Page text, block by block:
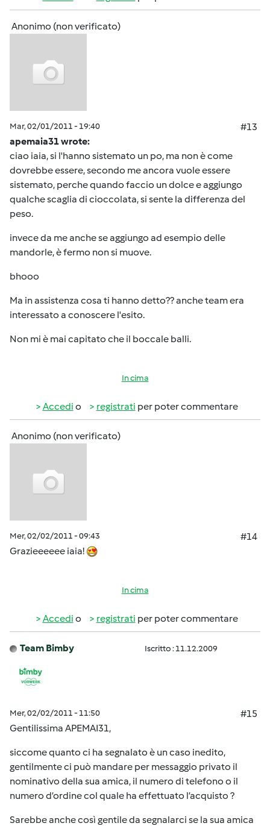
Anonimo (non verificato)
Mar, 02/01/2011 - 19:40
#13
apemaia31 wrote:
ciao iaia, si l'hanno sistemato un po, ma non è come
dovrebbe essere, secondo me ancora vuole essere
sistemato, perche quando faccio un dolce e aggiungo
qualche scaglia di cioccolata, si sente la differenza del
peso.
invece da me anche se aggiungo ad esempio delle
mandorle, è fermo non si muove.
bhooo
Ma in assistenza cosa ti hanno detto?? anche team era
interessato a conoscere l'esito.
Non mi è mai capitato che il boccale balli.
In cima
Accedi o registrati per poter commentare
Anonimo (non verificato)
Mer, 02/02/2011 - 09:43
#14
Grazieeeeee iaia!
In cima
Accedi o registrati per poter commentare
Team Bimby Iscritto : 11.12.2009
Mer, 02/02/2011 - 11:50
#15
Gentilissima APEMAI31,
siccome quanto ci ha segnalato è un caso inedito,
gentilmente ci può mandare per messaggio privato il
nominativo della sua amica, il numero di telefono o il
numero d’ordine col quale ha effettuato l’acquisto ?
Sarebbe anche così gentile da segnalarci se la sua amica